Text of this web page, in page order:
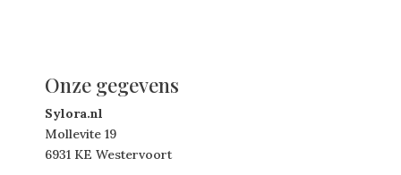
Onze gegevens
Sylora.nl
Mollevite 19
6931 KE Westervoort